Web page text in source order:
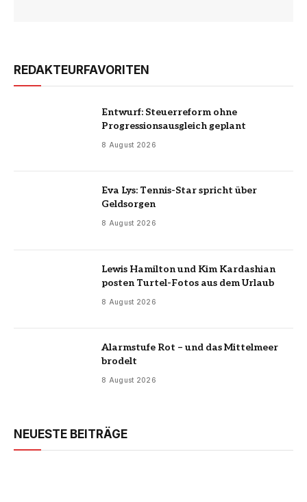
REDAKTEURFAVORITEN
Entwurf: Steuerreform ohne
Progressionsausgleich geplant
8 August 2026
Eva Lys: Tennis-Star spricht über
Geldsorgen
8 August 2026
Lewis Hamilton und Kim Kardashian
posten Turtel-Fotos aus dem Urlaub
8 August 2026
Alarmstufe Rot – und das Mittelmeer
brodelt
8 August 2026
NEUESTE BEITRÄGE